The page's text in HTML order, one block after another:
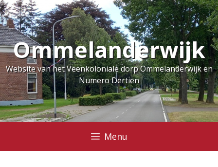
Ga
naar
de
inhoudOmmelanderwijk
Website van het Veenkoloniale dorp Ommelanderwijk en
Numero Dertien
Menu